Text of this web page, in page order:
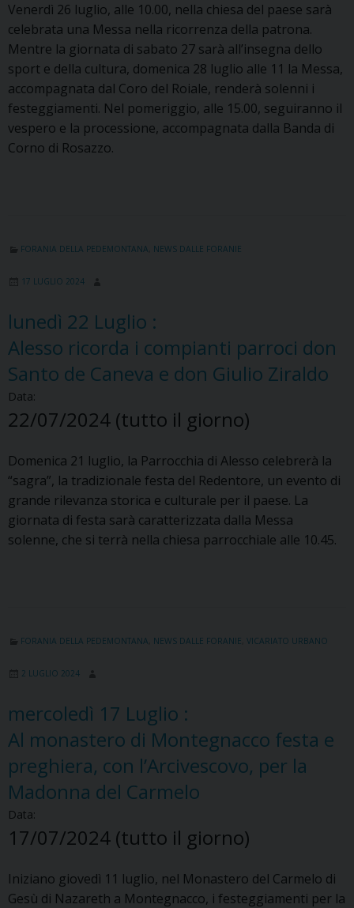
Venerdì 26 luglio, alle 10.00, nella chiesa del paese sarà
celebrata una Messa nella ricorrenza della patrona.
Mentre la giornata di sabato 27 sarà all’insegna dello
sport e della cultura, domenica 28 luglio alle 11 la Messa,
accompagnata dal Coro del Roiale, renderà solenni i
festeggiamenti. Nel pomeriggio, alle 15.00, seguiranno il
vespero e la processione, accompagnata dalla Banda di
Corno di Rosazzo.
FORANIA DELLA PEDEMONTANA NEWS DALLE FORANIE
17 LUGLIO 2024
lunedì 22 Luglio :
Alesso ricorda i compianti parroci don
Santo de Caneva e don Giulio Ziraldo
Data:
22/07/2024 (tutto il giorno)
Domenica 21 luglio, la Parrocchia di Alesso celebrerà la
“sagra”, la tradizionale festa del Redentore, un evento di
grande rilevanza storica e culturale per il paese. La
giornata di festa sarà caratterizzata dalla Messa
solenne, che si terrà nella chiesa parrocchiale alle 10.45.
FORANIA DELLA PEDEMONTANA NEWS DALLE FORANIE VICARIATO URBANO
2 LUGLIO 2024
mercoledì 17 Luglio :
Al monastero di Montegnacco festa e
preghiera, con l’Arcivescovo, per la
Madonna del Carmelo
Data:
17/07/2024 (tutto il giorno)
Iniziano giovedì 11 luglio, nel Monastero del Carmelo di
Gesù di Nazareth a Montegnacco, i festeggiamenti per la